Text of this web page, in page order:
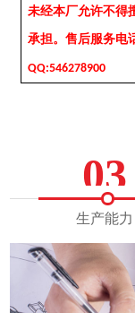
未经本厂允许不得
承担。售后服务电
QQ:546278900
03
生产能力